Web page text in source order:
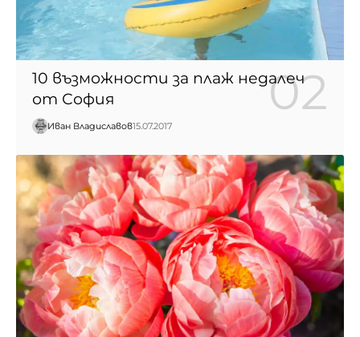
10 възможности за плаж недалеч
от София
Иван Владиславов15.07.2017